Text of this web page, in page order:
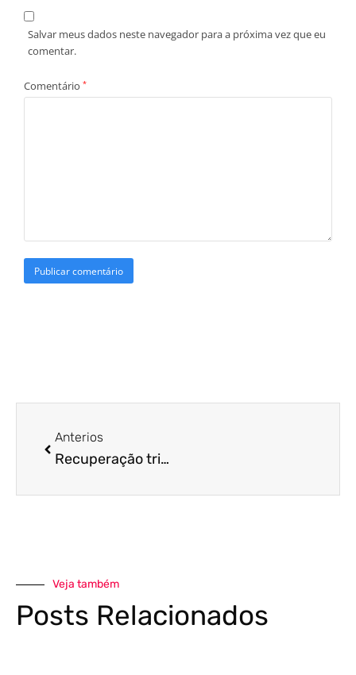
Salvar meus dados neste navegador para a próxima vez que eu
comentar.
Comentário *
Anterios
Recuperação tributária: como funciona?
Veja também
Posts Relacionados